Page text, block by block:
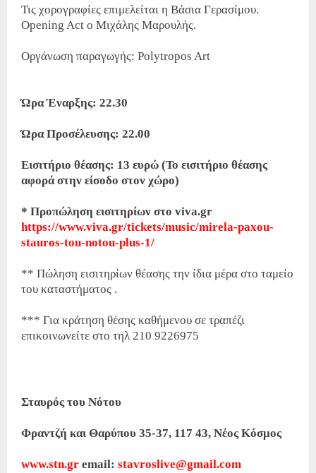
Τις χορογραφίες επιμελείται η Βάσια Γερασίμου.
Opening Act ο Μιχάλης Μαρουλής.
Οργάνωση παραγωγής: Polytropos Art
Ώρα Έναρξης: 22.30
Ώρα Προσέλευσης: 22.00
Εισιτήριο θέασης: 13 ευρώ (Το εισιτήριο θέασης
αφορά στην είσοδο στον χώρο)
* Προπώληση εισιτηρίων στο viva.gr
https://www.viva.gr/tickets/music/mirela-paxou-
stauros-tou-notou-plus-1/
** Πώληση εισιτηρίων θέασης την ίδια μέρα στο ταμείο
του καταστήματος .
*** Για κράτηση θέσης καθήμενου σε τραπέζι
επικοινωνείτε στο τηλ 210 9226975
Σταυρός του Νότου
Φραντζή και Θαρύπου 35-37, 117 43, Νέος Κόσμος
www.stn.gr email: stavroslive@gmail.com